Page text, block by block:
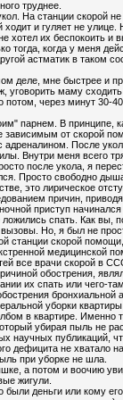
труднее.
На станции скорой не
и гуляет не
хотел их беспокоить
тогда, когда у меня
астматик в таком
мне быстрее и
уговорить маму
потом, через минут 30-
парнем. В принципе,
от скорой
После
Внутри меня всего
после укола, я
Просто свободно
это лирическое
причин,
приступ
ложились спать. Как вы,
Но, я был не
станции скорой
медицинской
все врачи скорой в
обострения,
их спать или чего-
бронхиальной
уборки
в квартире. Именно
убирая пыль не
научных публикаций,
дефицита не хватало
при уборке не шла.
а потом и воочию
жигули.
были деньги или кому